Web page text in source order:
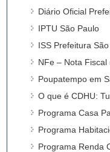
Diário Oficial
IPTU São Paulo
ISS Prefeitura
NFe – Nota Fiscal
Poupatempo em
O que é CDHU:
Programa Casa
Programa
Programa Renda